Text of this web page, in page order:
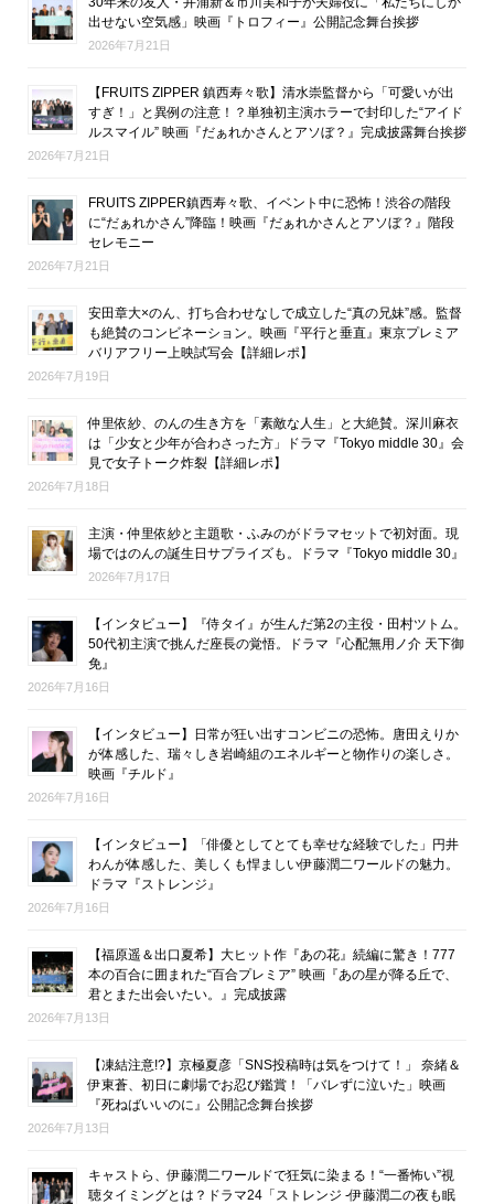
出せない空気感」映画『トロフィー』公開記念舞台挨拶
2026年7月21日
【FRUITS ZIPPER 鎮西寿々歌】清水崇監督から「可愛いが出
すぎ！」と異例の注意！？単独初主演ホラーで封印した“アイド
ルスマイル” 映画『だぁれかさんとアソぼ？』完成披露舞台挨拶
2026年7月21日
FRUITS ZIPPER鎮西寿々歌、イベント中に恐怖！渋谷の階段
に“だぁれかさん”降臨！映画『だぁれかさんとアソぼ？』階段
セレモニー
2026年7月21日
安田章大×のん、打ち合わせなしで成立した“真の兄妹”感。監督
も絶賛のコンビネーション。映画『平行と垂直』東京プレミア
バリアフリー上映試写会【詳細レポ】
2026年7月19日
仲里依紗、のんの生き方を「素敵な人生」と大絶賛。深川麻衣
は「少女と少年が合わさった方」ドラマ『Tokyo middle 30』会
見で女子トーク炸裂【詳細レポ】
2026年7月18日
主演・仲里依紗と主題歌・ふみのがドラマセットで初対面。現
場ではのんの誕生日サプライズも。ドラマ『Tokyo middle 30』
2026年7月17日
【インタビュー】『侍タイ』が生んだ第2の主役・田村ツトム。
50代初主演で挑んだ座長の覚悟。ドラマ『心配無用ノ介 天下御
免』
2026年7月16日
【インタビュー】日常が狂い出すコンビニの恐怖。唐田えりか
が体感した、瑞々しき岩崎組のエネルギーと物作りの楽しさ。
映画『チルド』
2026年7月16日
【インタビュー】「俳優としてとても幸せな経験でした」円井
わんが体感した、美しくも悍ましい伊藤潤二ワールドの魅力。
ドラマ『ストレンジ』
2026年7月16日
【福原遥＆出口夏希】大ヒット作『あの花』続編に驚き！777
本の百合に囲まれた“百合プレミア” 映画『あの星が降る丘で、
君とまた出会いたい。』完成披露
2026年7月13日
【凍結注意!?】京極夏彦「SNS投稿時は気をつけて！」 奈緒＆
伊東蒼、初日に劇場でお忍び鑑賞！「バレずに泣いた」映画
『死ねばいいのに』公開記念舞台挨拶
2026年7月13日
キャストら、伊藤潤二ワールドで狂気に染まる！“一番怖い”視
聴タイミングとは？ドラマ24「ストレンジ -伊藤潤二の夜も眠